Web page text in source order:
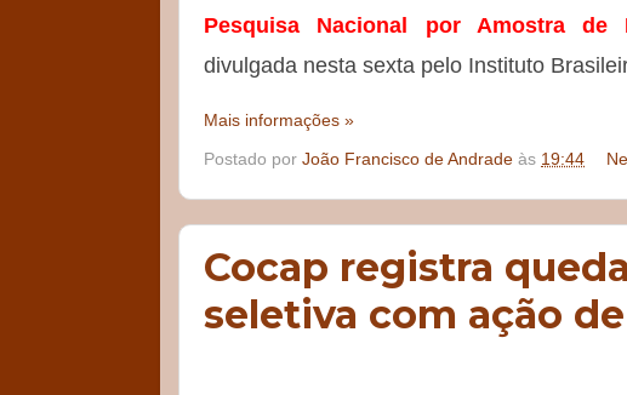
Pesquisa Nacional por Amostra de
divulgada nesta sexta pelo Instituto
Mais informações »
Postado por João Francisco de Andrade às 19:44
Cocap registra
seletiva com ação